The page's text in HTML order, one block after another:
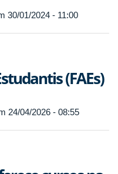
30/01/2024 - 11:00
(FAEs)
24/04/2026 - 08:55